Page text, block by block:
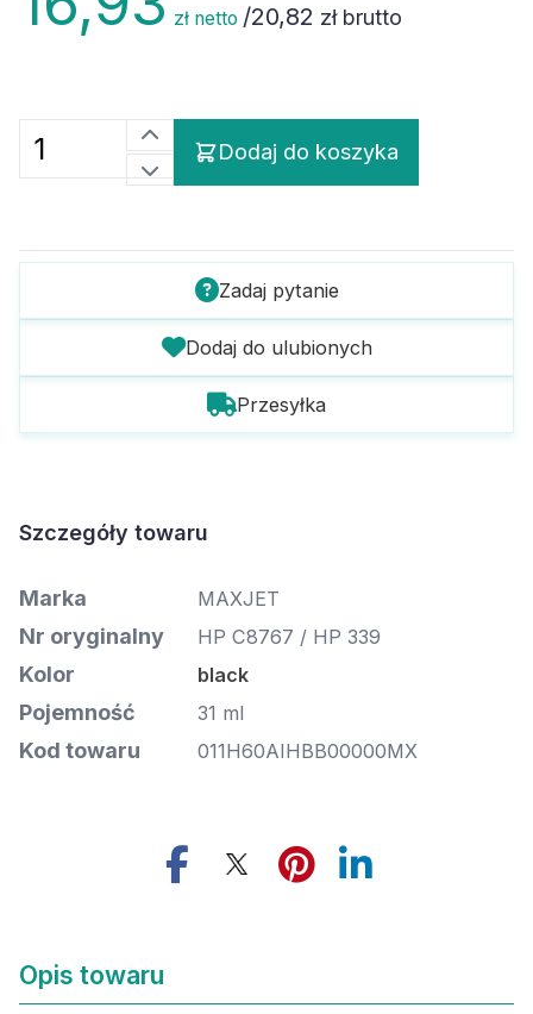
zł netto /20,82 zł brutto
Dodaj do koszyka
Zadaj pytanie
Dodaj do ulubionych
Przesyłka
Szczegóły towaru
Marka MAXJET
Nr oryginalny HP C8767 / HP 339
Kolor black
Pojemność 31 ml
Kod towaru 011H60AIHBB00000MX
Opis towaru